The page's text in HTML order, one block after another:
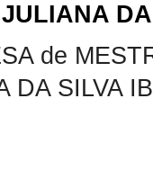
de
DA SILVA